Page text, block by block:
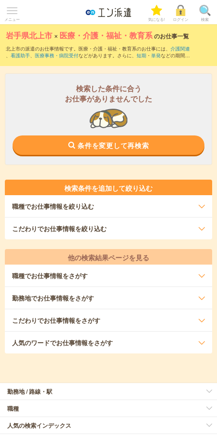
メニュー 気になる! ログイン 検索
岩手県北上市 × 医療・介護・福祉・教育系のお仕事一覧
北上市の派遣のお仕事情報です。医療・介護・福祉・教育系のお仕事には、 介護関連
、 看護助手、 医療事務・病院受付などがあります。さらに、 短期 ・ 単発などの期間
検索した条件に合う
お仕事がありませんでした
条件を変更して再検索
検索条件を追加して絞り込む
職種でお仕事情報を絞り込む
こだわりでお仕事情報を絞り込む
他の検索結果ページを見る
職種でお仕事情報をさがす
勤務地でお仕事情報をさがす
こだわりでお仕事情報をさがす
人気のワードでお仕事情報をさがす
勤務地 / 路線・駅
職種
人気の検索インデックス